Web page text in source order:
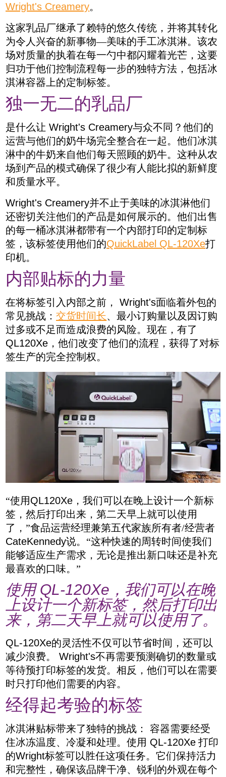
Wright's Creamery。
这家乳品厂继承了赖特的悠久传统，并将其转化
为令人兴奋的新事物—美味的手工冰淇淋。该农
场对质量的执着在每一勺中都闪耀着光芒，这要
归功于他们控制流程每一步的独特方法，包括冰
淇淋容器上的定制标签。
独一无二的乳品厂
是什么让 Wright's Creamery与众不同？他们的
运营与他们的奶牛场完全整合在一起。他们冰淇
淋中的牛奶来自他们每天照顾的奶牛。这种从农
场到产品的模式确保了很少有人能比拟的新鲜度
和质量水平。
Wright's Creamery并不止于美味的冰淇淋他们
还密切关注他们的产品是如何展示的。他们出售
的每一桶冰淇淋都带有一个内部打印的定制标
签，该标签使用他们的QuickLabel QL-120Xe打
印机。
内部贴标的力量
在将标签引入内部之前， Wright's面临着外包的
常见挑战：交货时间长、最小订购量以及因订购
过多或不足而造成浪费的风险。现在，有了
QL120Xe ，他们改变了他们的流程，获得了对标
签生产的完全控制权。
“使用QL120Xe ，我们可以在晚上设计一个新标
签，然后打印出来，第二天早上就可以使用
了，”食品运营经理兼第五代家族所有者/经营者
CateKennedy说。 “这种快速的周转时间使我们
能够适应生产需求，无论是推出新口味还是补充
最喜欢的口味。”
使用QL-120Xe ，我们可以在晚
上设计一个新标签，然后打印出
来，第二天早上就可以使用了。
QL-120Xe的灵活性不仅可以节省时间，还可以
减少浪费。
Wright's不再需要预测确切的数量或
等待预打印标签的发货。相反，他们可以在需要
时只打印他们需要的内容。
经得起考验的标签
冰淇淋贴标带来了独特的挑战：
容器需要经受
住冰冻温度、冷凝和处理。使用 QL-120Xe 打印
的Wright标签可以胜任这项任务。它们保持活力
和完整性，确保该品牌干净、锐利的外观在每个